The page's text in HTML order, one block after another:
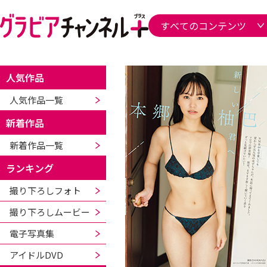
人気作品
人気作品一覧
新着作品
新着作品一覧
ランキング
撮り下ろしフォト
撮り下ろしムービー
電子写真集
アイドルDVD